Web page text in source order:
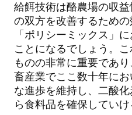
給餌技術は酪農場の収
の双方を改善するための
「ポリシーミックス」
ことになるでしょう。
ものの非常に重要であ
畜産業でここ数十年に
な進歩を維持し、二酸
ら食料品を確保してい